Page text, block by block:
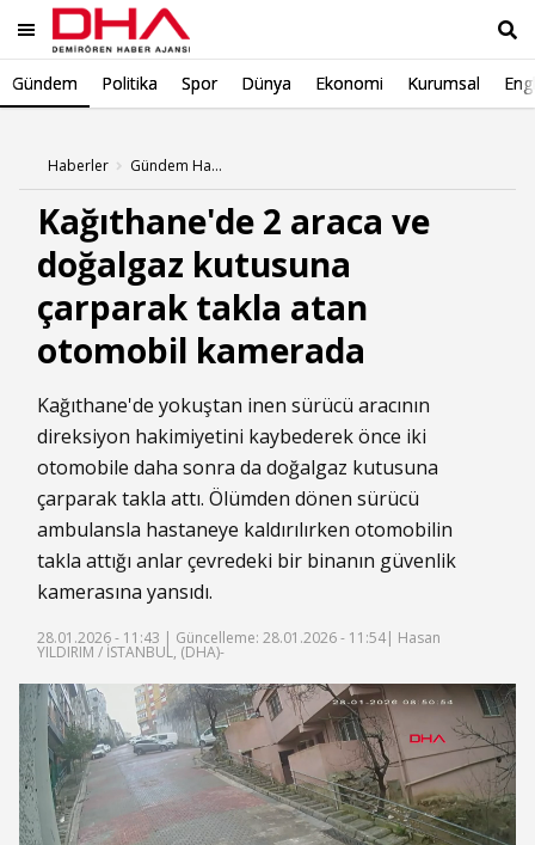
Gündem Politika Spor Dünya Ekonomi Kurumsal
Haberler Gündem Haberleri
Kağıthane'de 2 araca ve
doğalgaz kutusuna
çarparak takla atan
otomobil kamerada
Kağıthane'de yokuştan inen sürücü aracının
direksiyon hakimiyetini kaybederek önce iki
otomobile daha sonra da doğalgaz kutusuna
çarparak takla attı. Ölümden dönen sürücü
ambulansla hastaneye kaldırılırken otomobilin
takla attığı anlar çevredeki bir binanın güvenlik
kamerasına yansıdı.
28.01.2026 - 11:43 | Güncelleme: 28.01.2026 - 11:54| Hasan
YILDIRIM / İSTANBUL, (DHA)-